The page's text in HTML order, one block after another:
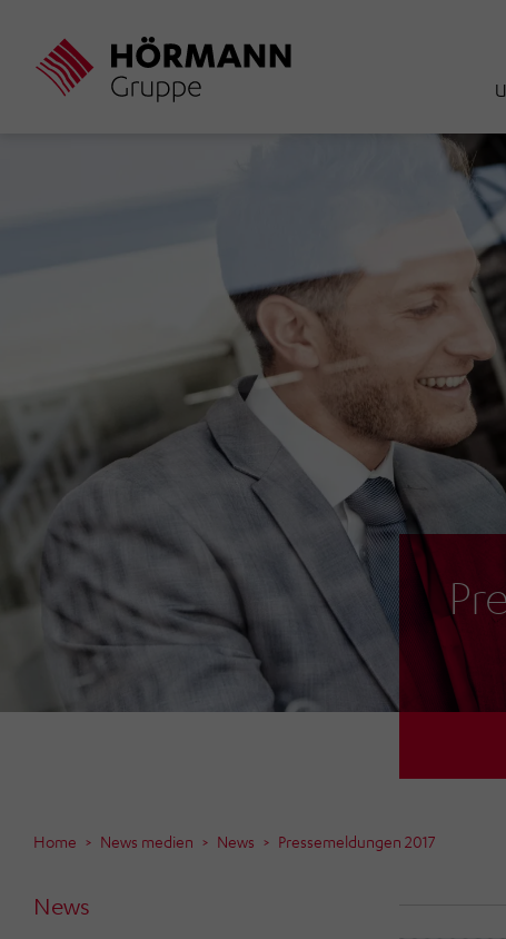
Inhalt
Home News medien News Pressemeldungen 2017
News